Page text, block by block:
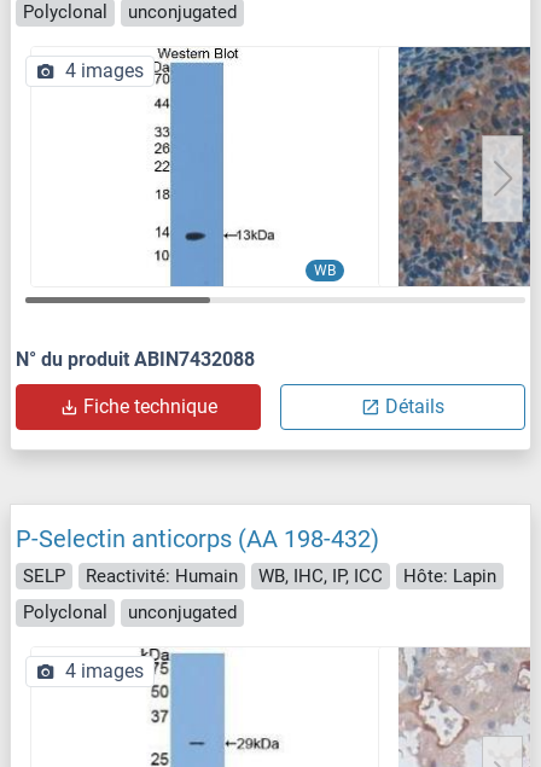
Polyclonal
unconjugated
WB
4 images
N° du produit ABIN7432088
Fiche technique Détails
P-Selectin anticorps (AA 198-432)
SELP Reactivité: Humain WB, IHC, IP, ICC
Hôte: Lapin
Polyclonal
unconjugated
4 images